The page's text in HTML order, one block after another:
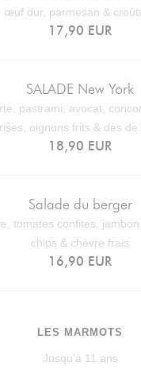
œuf dur, parmesan &
17,90 EUR
SALADE New York
pastrami, avocat,
oignons frits & dès de
18,90 EUR
Salade du berger
tomates confites,
chips & chèvre frais
16,90 EUR
LES MARMOTS
Jusqu’à 11 ans